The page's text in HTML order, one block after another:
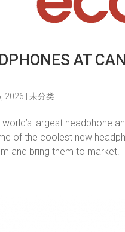
AT
2026 |未分类
world’s largest headphone
of the coolest new
and bring them to market.